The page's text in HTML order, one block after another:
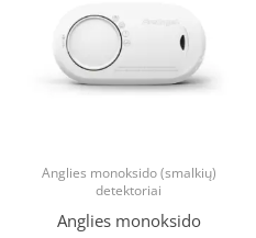
Anglies monoksido (smalkių)
detektoriai
Anglies monoksido